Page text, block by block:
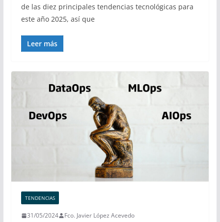
de las diez principales tendencias tecnológicas para
este año 2025, así que
Leer más
TENDENCIAS
31/05/2024 Fco. Javier López Acevedo